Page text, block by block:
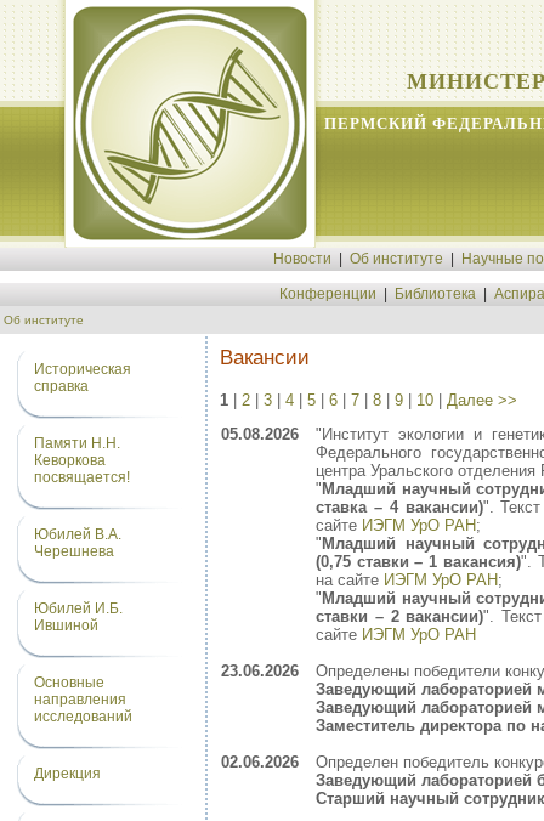
ПЕРМСКИЙ
Новости Об институте Научные
Конференции Библиотека
Об институте
Историческая
справка
Памяти Н.Н.
Кеворкова
посвящается!
Юбилей В.А.
Черешнева
Юбилей И.Б.
Ившиной
Основные
направления
исследований
Дирекция
Вакансии
1 | 2 | 3 | 4 | 5 | 6 | 7 | 8 | 9 | 10 | Далее >>
05.08.2026
"Институт экологии и
Федерального
центра Уральского
" Младший научный
ставка – 4 вакансии)".
сайте ИЭГМ УрО РАН ;
" Младший научный
(0,75 ставки – 1 вакансия)".
на сайте ИЭГМ УрО РАН ;
" Младший научный
ставки – 2 вакансии)".
сайте ИЭГМ УрО РАН
23.06.2026
Определены победители
Заведующий лабораторией
Заведующий лабораторией
Заместитель директора по
02.06.2026
Определен победитель
Заведующий лабораторией
Старший научный